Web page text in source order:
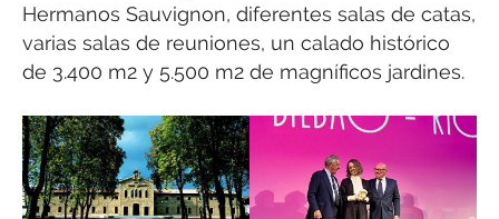
Hermanos Sauvignon, diferentes salas de catas,
varias salas de reuniones, un calado histórico
de 3.400 m2 y 5.500 m2 de magníficos jardines.